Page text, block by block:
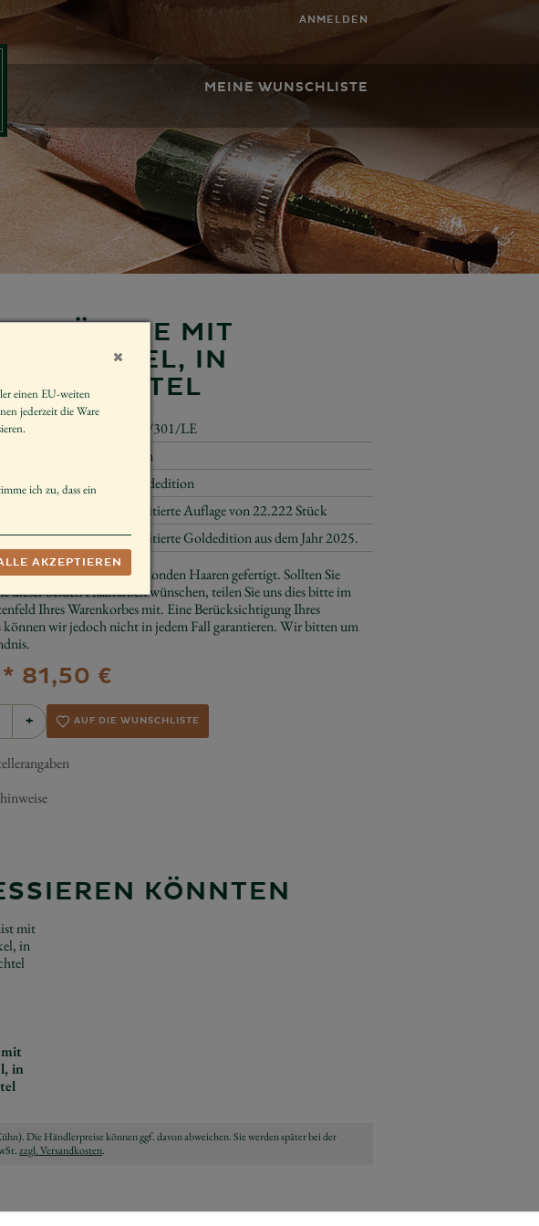
ANMELDEN
MEINE WUNSCHLISTE
MIT
IN
650/301/LE
6 cm
Goldedition
Limitierte Auflage von 22.222 Stück
Limitierte Goldedition aus dem Jahr 2025.
wird mit braunen sowie blonden Haaren gefertigt. Sollten Sie
dieser beiden Haarfarben wünschen, teilen Sie uns dies bitte im
Ihres Warenkorbes mit. Eine Berücksichtigung Ihres
können wir jedoch nicht in jedem Fall garantieren. Wir bitten um
81,50 €
+ AUF DIE WUNSCHLISTE
KÖNNTEN
in
Die Händlerpreise können ggf. davon abweichen. Sie werden später bei der
zzgl. Versandkosten.
einen EU-weiten
jederzeit die Ware
ich zu, dass ein
AKZEPTIEREN